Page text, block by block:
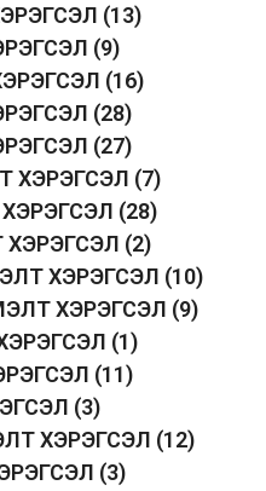
(13)
(9)
(16)
(28)
(27)
ХЭРЭГСЭЛ (7)
(28)
ХЭРЭГСЭЛ (2)
ХЭРЭГСЭЛ (10)
ХЭРЭГСЭЛ (9)
(1)
(11)
(3)
ХЭРЭГСЭЛ (12)
(3)